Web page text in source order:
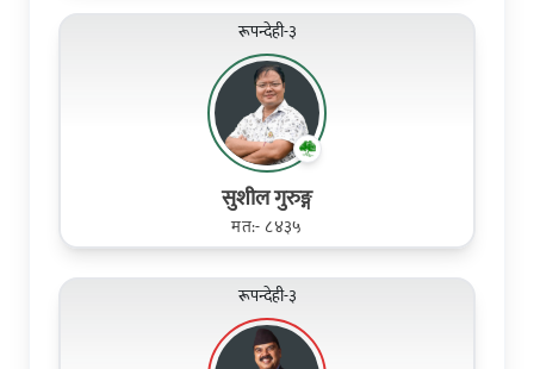
रूपन्देही-३
सुशील गुरुङ्ग
मत:- ८४३५
रूपन्देही-३